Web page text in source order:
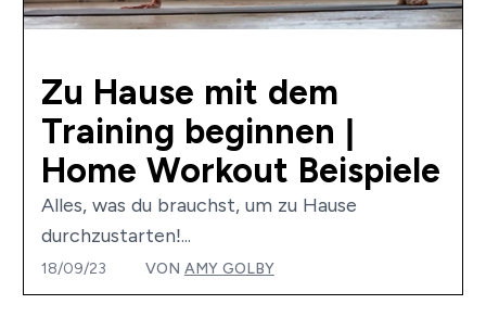
Zu Hause mit dem
Training beginnen |
Home Workout Beispiele
Alles, was du brauchst, um zu Hause
durchzustarten!...
18/09/23 VON AMY GOLBY